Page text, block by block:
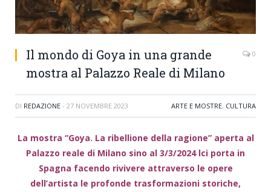
Il mondo di Goya in una grande
mostra al Palazzo Reale di Milano
0
DI REDAZIONE - 27 NOVEMBRE 2023 ARTE E MOSTRE, CULTURA
La mostra “Goya. La ribellione della ragione” aperta al
Palazzo reale di Milano sino al 3/3/2024 lci porta in
Spagna facendo rivivere attraverso le opere
dell’artista le profonde trasformazioni storiche,